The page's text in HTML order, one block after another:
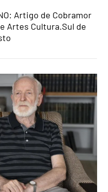
Artigo de Cobramor
Artes Cultura.Sul de